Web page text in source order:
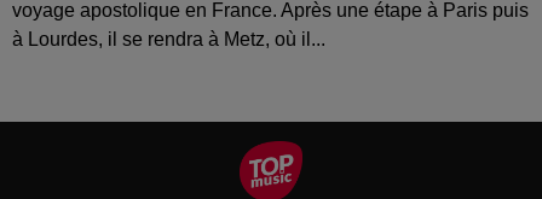
voyage apostolique en France. Après une étape à Paris puis
à Lourdes, il se rendra à Metz, où il...